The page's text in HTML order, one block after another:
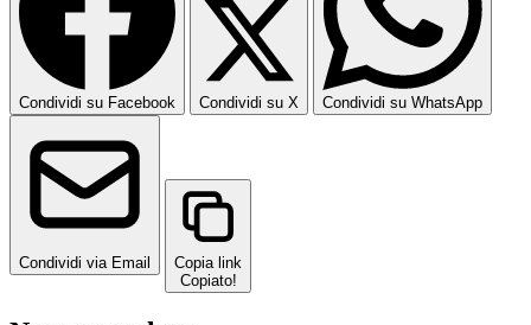
Condividi su Facebook Condividi su X Condividi su WhatsApp
Condividi via Email
Copia link
Copiato!